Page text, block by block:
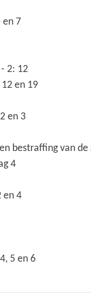
en 7
2: 12
en 19
en 3
bestraffing van de
4
en 4
5 en 6